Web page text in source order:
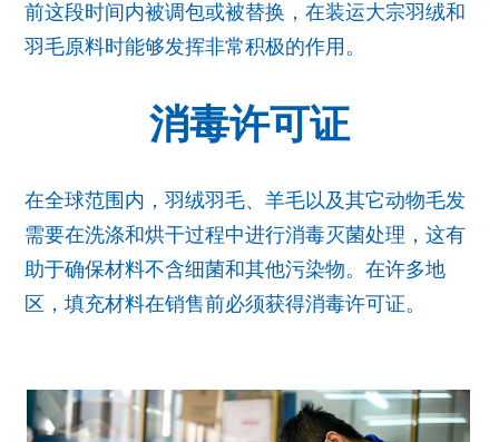
前这段时间内被调包或被替换，在装运大宗羽绒和
羽毛原料时能够发挥非常积极的作用。
消毒许可证
在全球范围内，羽绒羽毛、羊毛以及其它动物毛发
需要在洗涤和烘干过程中进行消毒灭菌处理，这有
助于确保材料不含细菌和其他污染物。在许多地
区，填充材料在销售前必须获得消毒许可证。